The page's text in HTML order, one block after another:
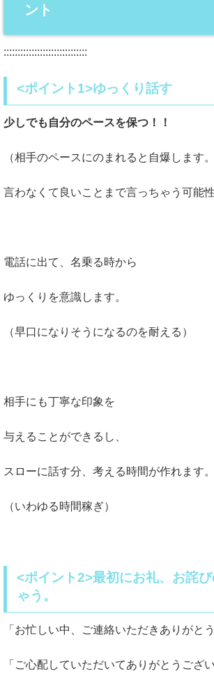
ント
::::::::::::::::::::::::::::::
<ポイント1>ゆっくり話す
少しでも自分のペースを保つ！！
（相手のペースにのまれると自爆します。
言わなくて良いことまで言っちゃう可能性
電話に出て、名乗る時から
ゆっくりを意識します。
（早口になりそうになるのを耐える）
相手にも丁寧な印象を
与えることができるし、
スローに話す分、考える時間が作れます。
（いわゆる時間稼ぎ）
<ポイント2>最初にお礼、お詫
ゃう。
「お忙しい中、ご連絡いただきありがと
「ご心配していただいてありがとうござい